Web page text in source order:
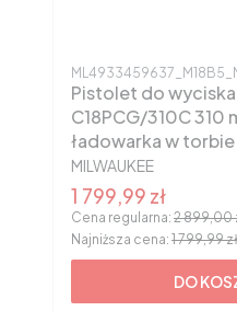
Kod produktu
Pistolet do
C18PCG/310C 310
ładowarka w torbie
PRODUCENT
MILWAUKEE
Cena promocyjna
1 799,99 zł
Cena regularna: 2 899,00
Najniższa cena: 1 799,99 zł
DO